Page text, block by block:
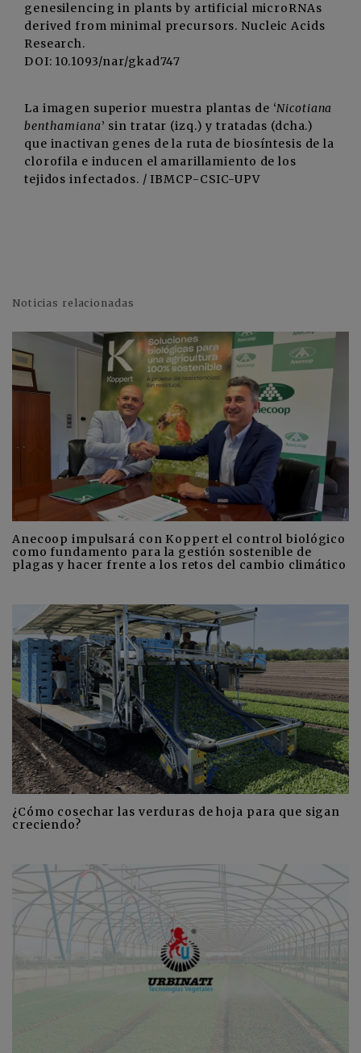
genesilencing in plants by artificial microRNAs
derived from minimal precursors. Nucleic Acids
Research.
DOI: 10.1093/nar/gkad747
La imagen superior muestra plantas de ‘Nicotiana
benthamiana’ sin tratar (izq.) y tratadas (dcha.)
que inactivan genes de la ruta de biosíntesis de la
clorofila e inducen el amarillamiento de los
tejidos infectados. / IBMCP-CSIC-UPV
Noticias relacionadas
Anecoop impulsará con Koppert el control biológico
como fundamento para la gestión sostenible de
plagas y hacer frente a los retos del cambio climático
¿Cómo cosechar las verduras de hoja para que sigan
creciendo?